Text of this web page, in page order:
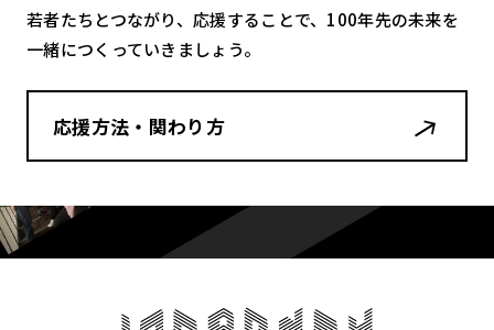
若者たちとつながり、応援することで、100年先の未来を
一緒につくっていきましょう。
応援方法・関わり方